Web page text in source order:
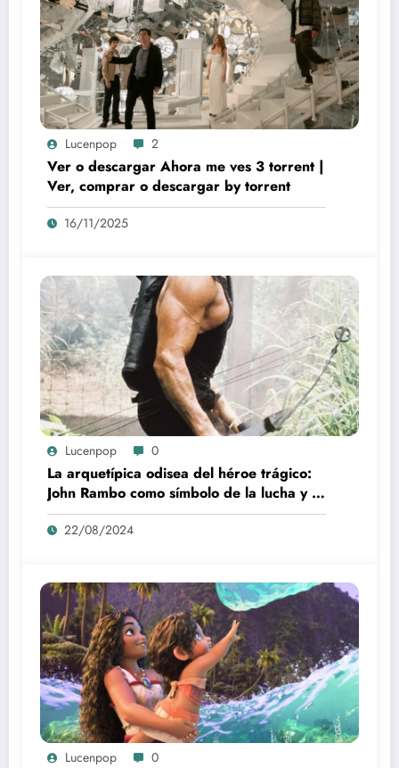
Lucenpop 2
Ver o descargar Ahora me ves 3 torrent |
Ver, comprar o descargar by torrent
16/11/2025
Lucenpop 0
La arquetípica odisea del héroe trágico:
John Rambo como símbolo de la lucha y la
alienación en la modernidad
22/08/2024
Lucenpop 0